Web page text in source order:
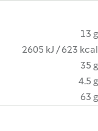
13 g
2605 kJ / 623 kcal
35 g
4.5 g
63 g